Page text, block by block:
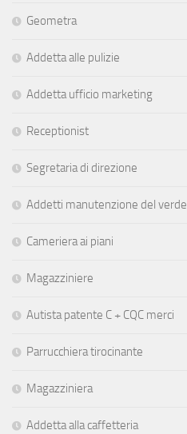
Geometra
Addetta alle pulizie
Addetta ufficio marketing
Receptionist
Segretaria di direzione
Addetti manutenzione del verde
Cameriera ai piani
Magazziniere
Autista patente C + CQC merci
Parrucchiera tirocinante
Magazziniera
Addetta alla caffetteria